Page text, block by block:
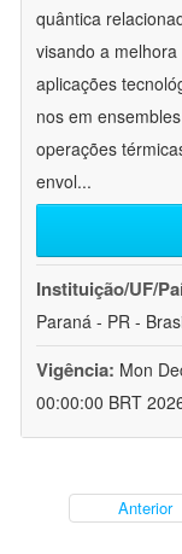
quântica
visando a
aplicações
nos em
operações
envol...
Instituição/UF/
Paraná - PR -
Vigência: Mon
00:00:00 BRT
Anterior